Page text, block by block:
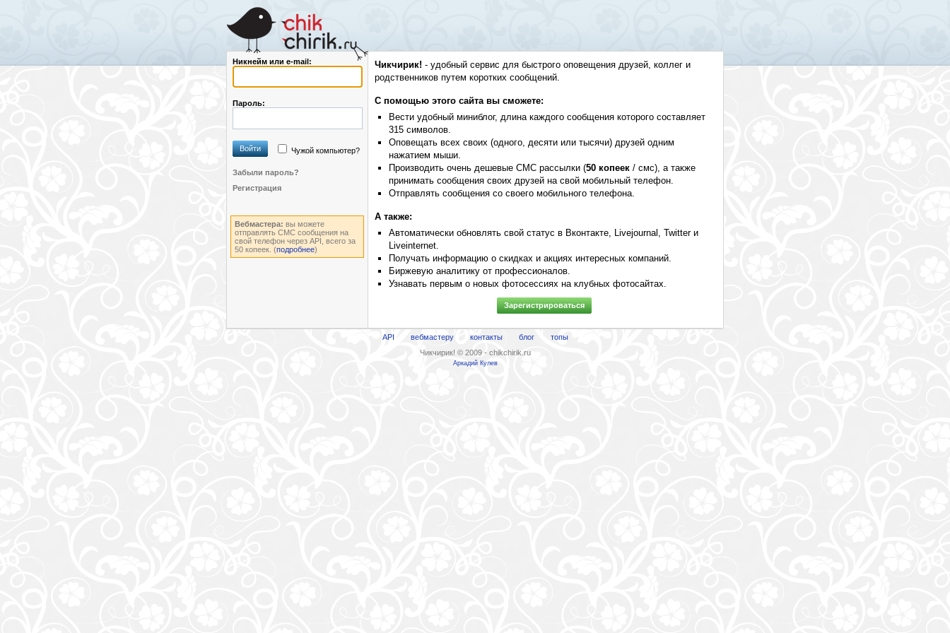
Никнейм или e-mail:
Пароль:
Войти Чужой компьютер?
Забыли пароль?
Регистрация
Вебмастера: вы можете
отправлять СМС сообщения на
свой телефон через API, всего за
50 копеек. (подробнее)
Чикчирик! - удобный сервис для быстрого оповещения друзей, коллег и
родственников путем коротких сообщений.
С помощью этого сайта вы сможете:
Вести удобный миниблог, длина каждого сообщения которого составляет
315 символов.
Оповещать всех своих (одного, десяти или тысячи) друзей одним
нажатием мыши.
Производить очень дешевые СМС рассылки (50 копеек / смс), а также
принимать сообщения своих друзей на свой мобильный телефон.
Отправлять сообщения со своего мобильного телефона.
А также:
Автоматически обновлять свой статус в Вконтакте, Livejournal, Twitter и
Liveinternet.
Получать информацию о скидках и акциях интересных компаний.
Биржевую аналитику от профессионалов.
Узнавать первым о новых фотосессиях на клубных фотосайтах.
Зарегистрироваться
API вебмастеру контакты блог
топы
Чикчирик! © 2009 - chikchirik.ru
Аркадий Кулев